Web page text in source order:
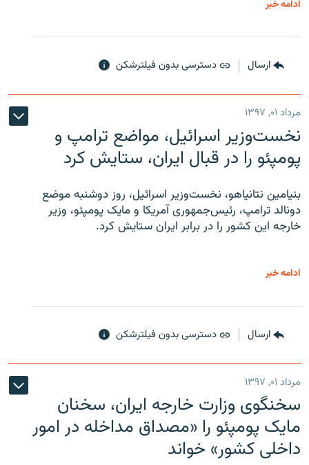
ادامه خبر
ارسال دسترسی بدون فیلترشکن
مرداد ۰۱, ۱۳۹۷
نخست‌وزیر اسرائیل، مواضع ترامپ و
پومپئو را در قبال ایران، ستایش کرد
بنیامین نتانیاهو، نخست‌وزیر اسرائیل، روز دوشنبه موضع
دونالد ترامپ، رئیس‌جمهوری آمریکا و مایک پومپئو، وزیر
خارجه این کشور را در برابر ایران ستایش کرد.
ادامه خبر
ارسال دسترسی بدون فیلترشکن
مرداد ۰۱, ۱۳۹۷
سخنگوی وزارت خارجه ایران، سخنان
مایک پومپئو را «مصداق مداخله در امور
داخلی کشور» خواند